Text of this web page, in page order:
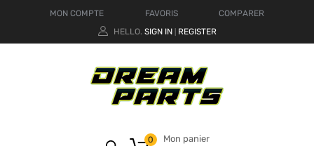
MON COMPTE FAVORIS
COMPARER
HELLO. SIGN IN REGISTER
Mon panier
0